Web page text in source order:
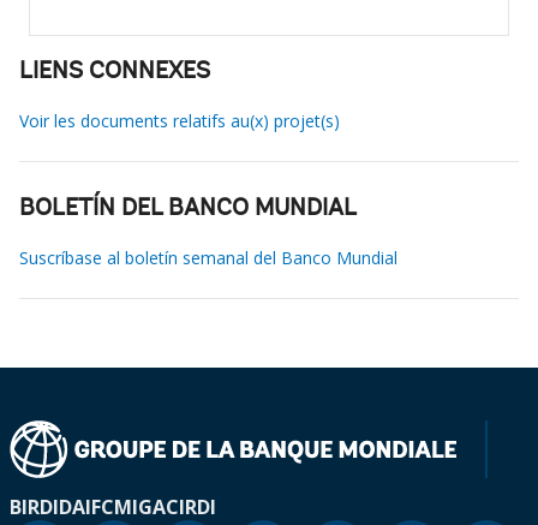
LIENS CONNEXES
Voir les documents relatifs au(x) projet(s)
BOLETÍN DEL BANCO MUNDIAL
Suscríbase al boletín semanal del Banco Mundial
BIRDIDAIFCMIGACIRDI